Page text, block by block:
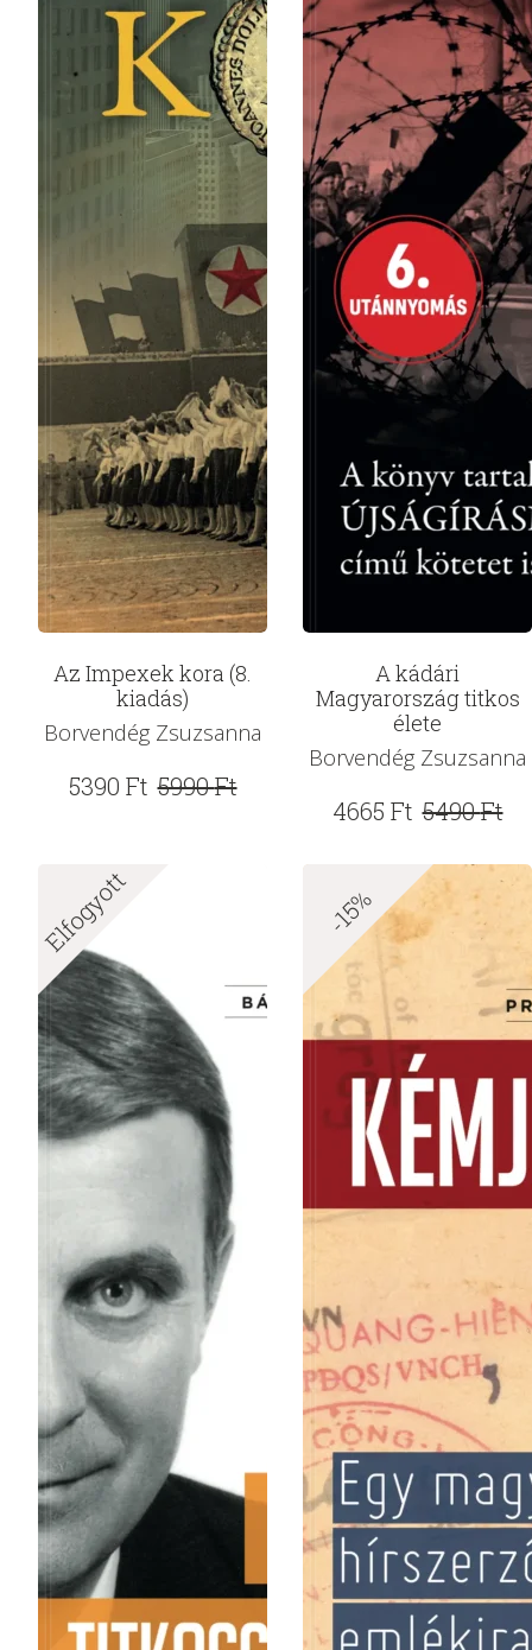
Az Impexek kora (8.
kiadás)
Borvendég Zsuzsanna
5990Ft
Original
5990 Ft.
5390 Ft
Current
5390 Ft.
A kádári
Magyarország titkos
élete
Borvendég Zsuzsanna
5490Ft
Original
5490 Ft.
4665 Ft
Current
4665 Ft.
Elfogyott -15%